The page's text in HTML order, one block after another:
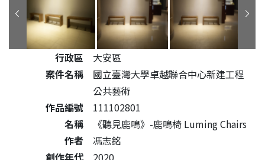
公共藝術作品詳細資料
行政區
大安區
案件名稱
國立臺灣大學卓越聯合中心新建工程
公共藝術
作品編號
111102801
名稱
《聽見鹿鳴》-鹿鳴椅 Luming Chairs
作者
馮志銘
創作年代
2020